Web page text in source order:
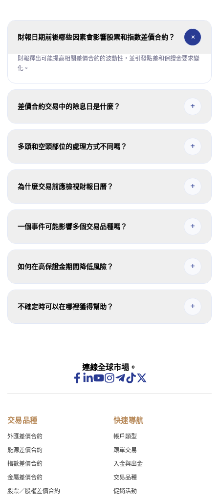
財報日期前後哪些因素會影響股票和指數差價合約？ +
財報釋出可能提高相關差價合約的波動性，並引發點差和保證金要求變
化。
差價合約交易中的除息日是什麼？ +
除息日是根據您的未平倉部位方向應用股息調整的日期。
多頭和空頭部位的處理方式不同嗎？ +
是。股息調整通常會向多頭部位入帳，並向空頭部位收取相應費用。
為什麼交易前應檢視財報日曆？ +
它有助於您規劃風險敞口、避免意外，併為潛在的保證金和波動性變化
一個事件可能影響多個交易品種嗎？ +
是。單一公司事件可能影響多隻相關指數或股票差價合約。
如何在高保證金期間降低風險？ +
在重大事件前使用較小部位、監控可用保證金並保留風險緩衝。
不確定時可以在哪裡獲得幫助？ +
連線全球市場。
交易品種
外匯差價合約
能源差價合約
指數差價合約
金屬差價合約
股票／股權差價合約
快速導航
帳戶類型
跟單交易
入金與出金
交易品種
促銷活動